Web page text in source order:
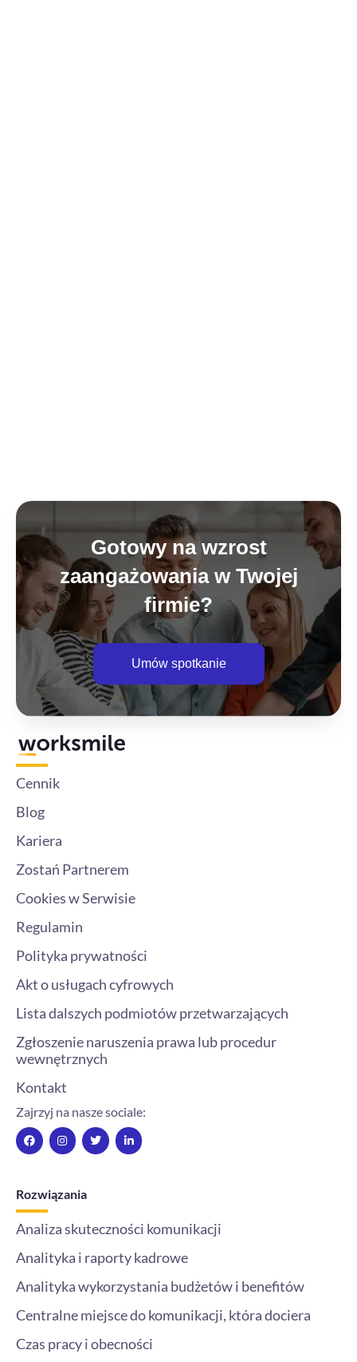
Gotowy na wzrost
zaangażowania w Twojej
firmie?
Umów spotkanie
Cennik
Blog
Kariera
Zostań Partnerem
Cookies w Serwisie
Regulamin
Polityka prywatności
Akt o usługach cyfrowych
Lista dalszych podmiotów przetwarzających
Zgłoszenie naruszenia prawa lub procedur
wewnętrznych
Kontakt
Zajrzyj na nasze sociale:
F
a
c
o
k
I
n
s
r
T
w
i
L
i
n
-
i
Rozwiązania
Analiza skuteczności komunikacji
Analityka i raporty kadrowe
Analityka wykorzystania budżetów i benefitów
Centralne miejsce do komunikacji, która dociera
Czas pracy i obecności